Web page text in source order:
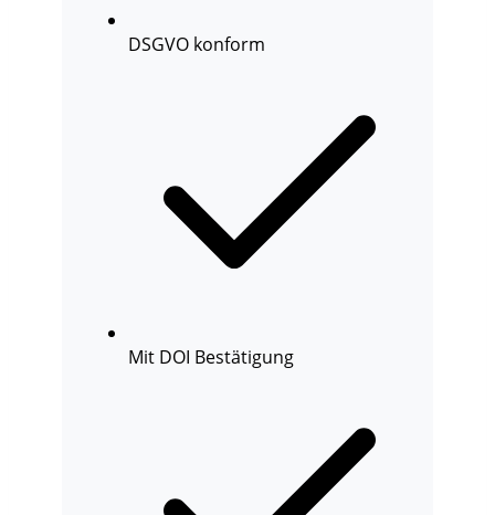
DSGVO konform
Mit DOI Bestätigung